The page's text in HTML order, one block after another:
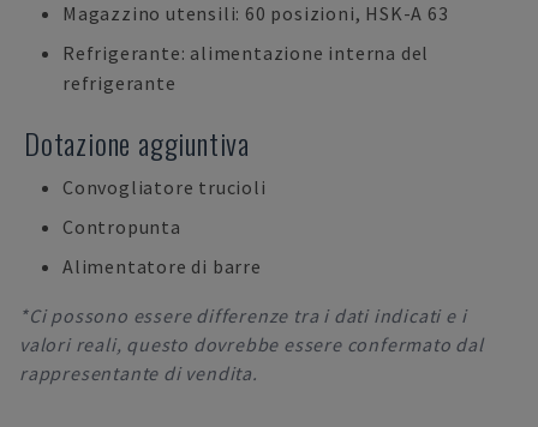
Magazzino utensili: 60 posizioni, HSK-A 63
Refrigerante: alimentazione interna del
refrigerante
Dotazione aggiuntiva
Convogliatore trucioli
Contropunta
Alimentatore di barre
*Ci possono essere differenze tra i dati indicati e i
valori reali, questo dovrebbe essere confermato dal
rappresentante di vendita.